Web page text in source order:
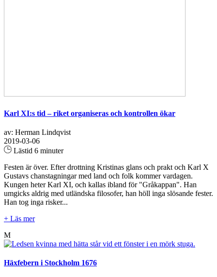
Karl XI:s tid – riket organiseras och kontrollen ökar
av: Herman Lindqvist
2019-03-06
Lästid 6 minuter
Festen är över. Efter drottning Kristinas glans och prakt och Karl X
Gustavs chanstagningar med land och folk kommer vardagen.
Kungen heter Karl XI, och kallas ibland för "Gråkappan". Han
umgicks aldrig med utländska filosofer, han höll inga slösande fester.
Han tog inga risker...
+ Läs mer
M
Häxfebern i Stockholm 1676